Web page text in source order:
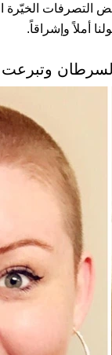
الخيّرة
أملاً وإشراقاً.